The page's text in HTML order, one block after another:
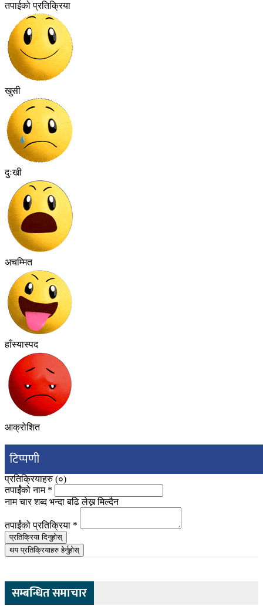
तपाईको प्रतिक्रिया
खुसी
दुःखी
अचम्मित
हाँस्यास्पद
आक्रोशित
टिप्पणी
प्रतिक्रियाहरु (०)
तपाईंको नाम *
नाम चार शब्द भन्दा बढि लेख्न मिल्दैन
तपाईंको प्रतिक्रिया *
प्रतिक्रिया दिनुहोस्
थप प्रतिक्रियाहरु हेर्नुहोस्
सम्बन्धित समाचार